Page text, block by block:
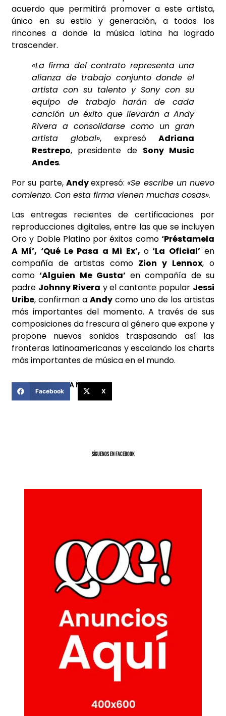
acuerdo que permitirá promover a este artista,
único en su estilo y generación, a todos los
rincones a donde la música latina ha logrado
trascender.
«La firma del contrato representa una
alianza de trabajo conjunto donde el
artista con su talento y Sony con su
equipo de trabajo harán de cada
canción un éxito que llevarán a Andy
Rivera a consolidarse como un gran
artista global», expresóAdriana
Restrepo, presidente de Sony Music
Andes.
Por su parte, Andyexpresó: «Se escribe un nuevo
comienzo. Con esta firma vienen muchas cosas».
Las entregas recientes de certificaciones
por
reproducciones digitales, entre las que se incluyen
Oro y Doble Platino por éxitos como ‘Préstamela
A Mí’, ‘Qué Le Pasa a Mi Ex’, o ‘La Oficial’ en
compañía de artistas como Zion y Lennox, o
como ‘Alguien Me Gusta’ en compañía de su
padre Johnny Rivera y el cantante popular Jessi
Uribe, confirman a Andy como uno de los artistas
más importantes del momento. A través de sus
composiciones da frescura al género que expone y
propone nuevos sonidos traspasando así las
fronteras latinoamericanas y escalando los charts
más importantes de música en el mundo.
COMPARTIR ESTA NOTICIA
Facebook X
SíGUENOS EN FACEBOOK